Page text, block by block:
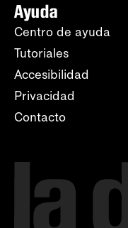
Ayuda
Centro de ayuda
Tutoriales
Accesibilidad
Privacidad
Contacto